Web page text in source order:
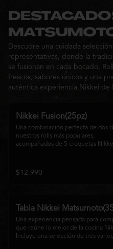
a Matsumoto Nikkei.
Ideal para: una cita, una salida con
amigos o una noche especial llena
sabor y buena compañía.
MATSUMOTO
Descubre una cuidada
representativas, donde la
se fusionan en cada bocado.
frescos, sabores únicos y una
auténtica experiencia Nikkei de
Nikkei Fusion(25pz)
Una combinación perfecta de dos
nuestros rolls más populares,
acompañados de 5 croquetas
cremosa salsa de la casa. Una tabla
reúne diferentes texturas y sabores,
$12.990
Tabla Nikkei
Una experiencia pensada para
que reúne lo mejor de la cocina
Incluye una selección de tres